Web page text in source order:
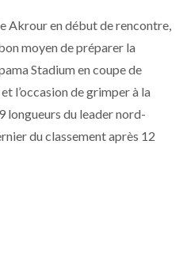
Akrour en début de rencontre,
moyen de préparer la
Stadium en coupe de
l’occasion de grimper à la
longueurs du leader nord-
du classement après 12